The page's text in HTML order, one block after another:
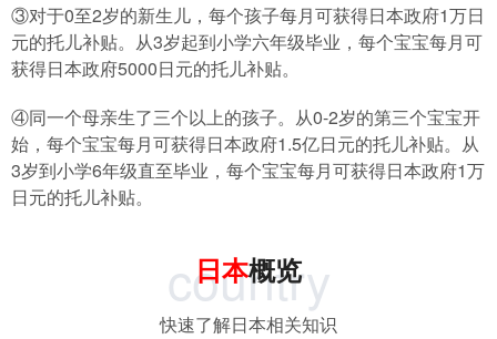
③对于0至2岁的新生儿，每个孩子每月可获得日本政府1万日
元的托儿补贴。从3岁起到小学六年级毕业，每个宝宝每月可
获得日本政府5000日元的托儿补贴。
④同一个母亲生了三个以上的孩子。从0-2岁的第三个宝宝开
始，每个宝宝每月可获得日本政府1.5亿日元的托儿补贴。从
3岁到小学6年级直至毕业，每个宝宝每月可获得日本政府1万
日元的托儿补贴。
日本概览
country
快速了解日本相关知识